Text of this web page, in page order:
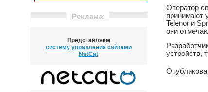
Оператор
принимают
Telenor и
они
устройств,
Реклама:
Представляем
систему управления сайтами
NetCat